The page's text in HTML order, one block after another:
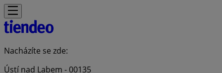
Nacházíte se zde:
Ústí nad Labem - 00135